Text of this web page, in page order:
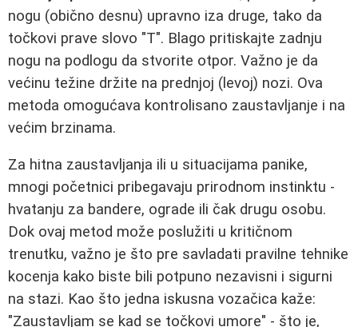
nogu (obično desnu) upravno iza druge, tako da
točkovi prave slovo "T". Blago pritiskajte zadnju
nogu na podlogu da stvorite otpor. Važno je da
većinu težine držite na prednjoj (levoj) nozi. Ova
metoda omogućava kontrolisano zaustavljanje i na
većim brzinama.
Za hitna zaustavljanja ili u situacijama panike,
mnogi početnici pribegavaju prirodnom instinktu -
hvatanju za bandere, ograde ili čak drugu osobu.
Dok ovaj metod može poslužiti u kritičnom
trenutku, važno je što pre savladati pravilne tehnike
kocenja kako biste bili potpuno nezavisni i sigurni
na stazi. Kao što jedna iskusna vozačica kaže:
"Zaustavljam se kad se točkovi umore" - što je,